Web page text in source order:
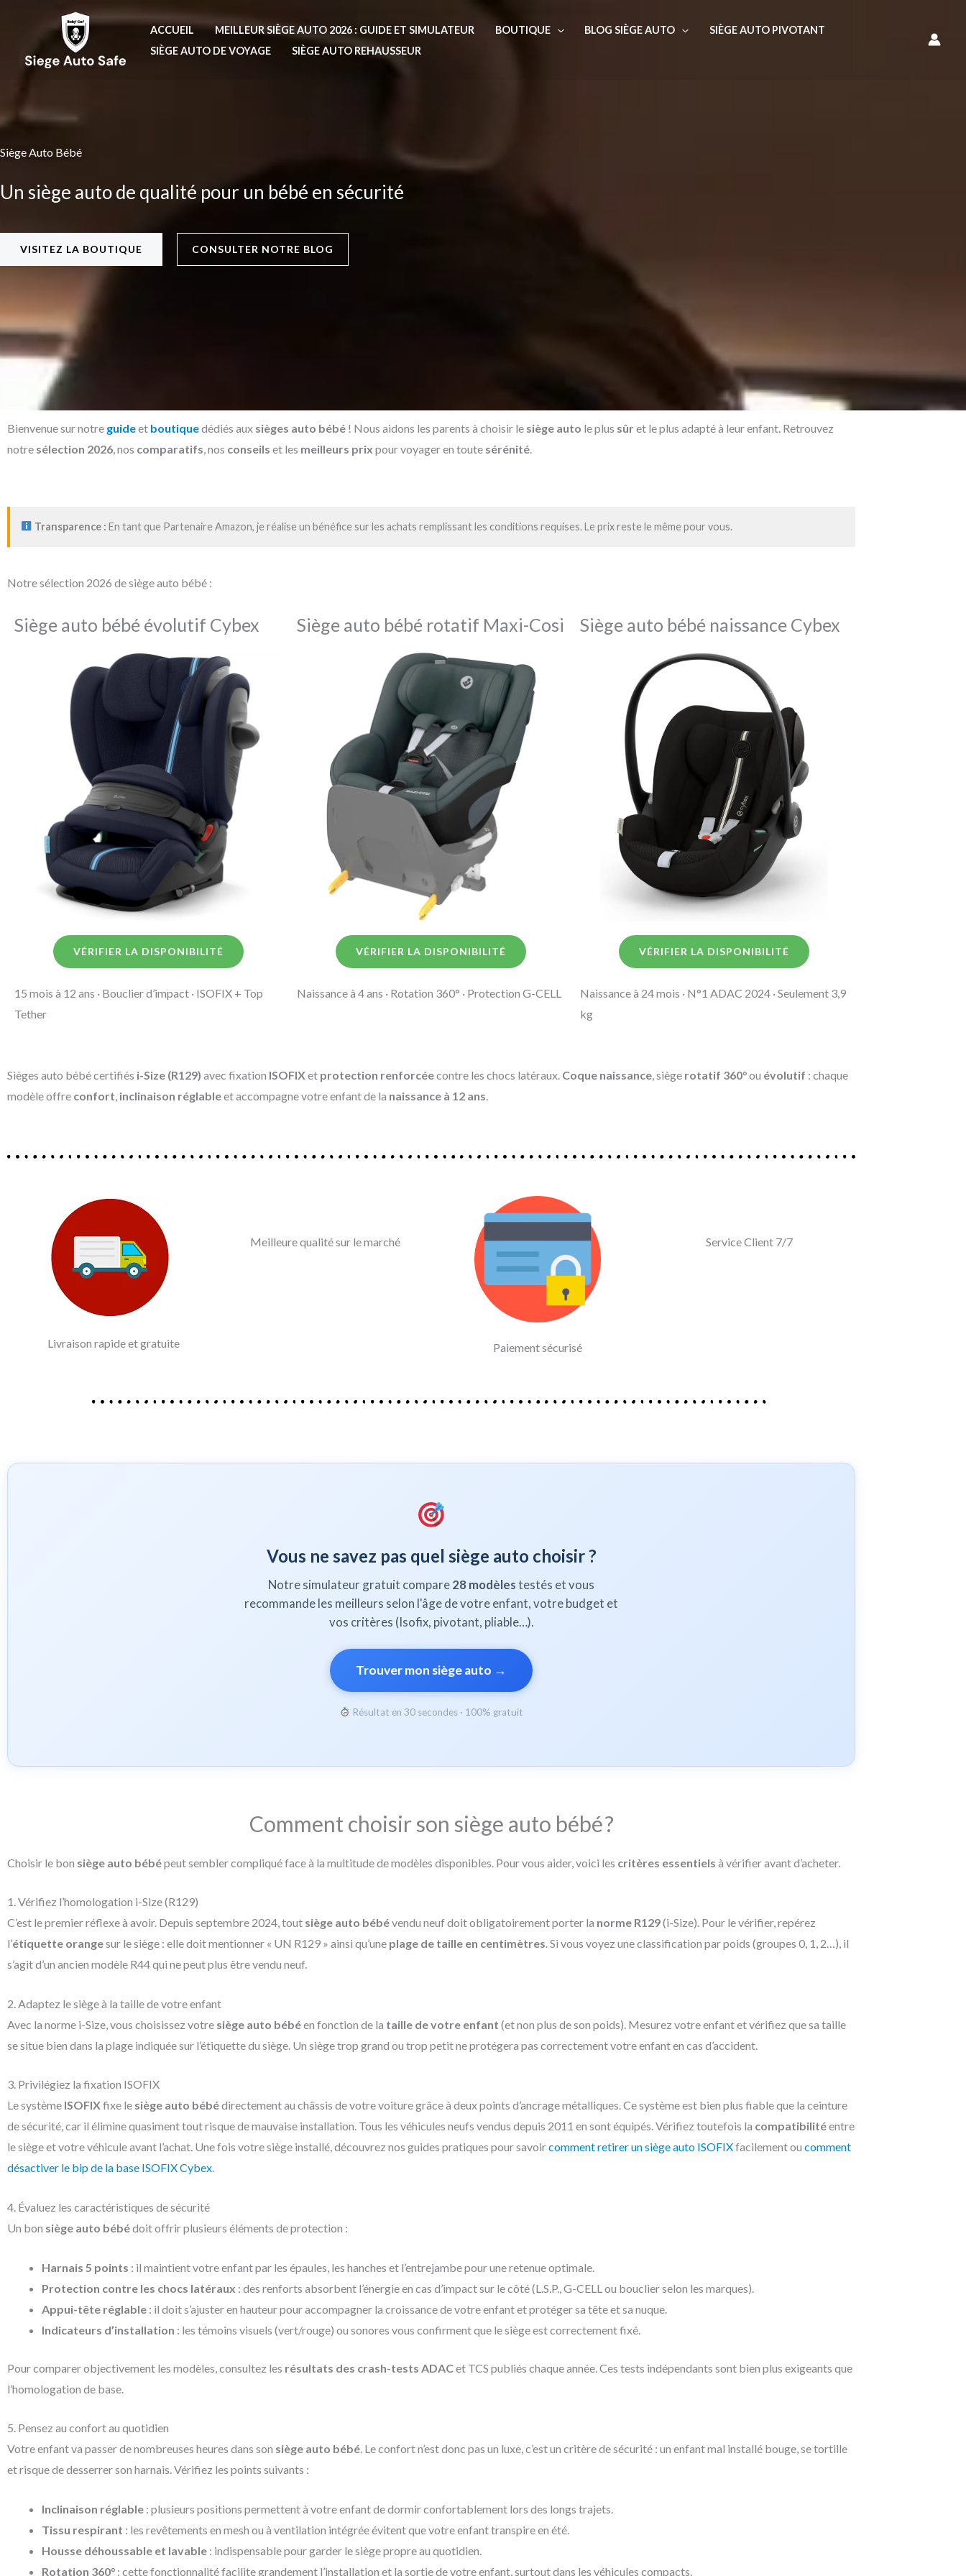
ACCUEIL MEILLEUR SIÈGE AUTO 2026 : GUIDE ET SIMULATEUR BOUTIQUE BLOG SIÈGE AUTO
SIÈGE AUTO PIVOTANT
SIÈGE AUTO DE VOYAGE
SIÈGE AUTO REHAUSSEUR
Siège Auto Bébé
Un siège auto de qualité pour un bébé en sécurité
VISITEZ LA BOUTIQUE CONSULTER NOTRE BLOG
Bienvenue sur notre guideet boutiquedédiés aux sièges auto bébé ! Nous aidons les parents à choisir le siège auto le plus sûr et le plus adapté à leur enfant. Retrouvez
notre sélection 2026, nos comparatifs, nos conseils et les meilleurs prix pour voyager en toute sérénité.
Transparence : En tant que Partenaire Amazon, je réalise un bénéfice sur les achats remplissant les conditions requises. Le prix reste le même pour vous.
Notre sélection 2026 de siège auto bébé :
Siège auto bébé évolutif Cybex
VÉRIFIER LA DISPONIBILITÉ
15 mois à 12 ans · Bouclier d’impact · ISOFIX + Top
Tether
Siège auto bébé rotatif Maxi-Cosi​
VÉRIFIER LA DISPONIBILITÉ
Naissance à 4 ans · Rotation 360° · Protection G-CELL
Siège auto bébé naissance Cybex
VÉRIFIER LA DISPONIBILITÉ
Naissance à 24 mois · N°1 ADAC 2024 · Seulement 3,9
kg
Sièges auto bébé certifiés i-Size (R129) avec fixation ISOFIXet protection renforcéecontre les chocs latéraux. Coque naissance , siège rotatif 360°ou évolutif : chaque
modèle offre confort inclinaison réglableet accompagne votre enfant de la naissance à 12 ans
Livraison rapide et gratuite
Meilleure qualité sur le marché
Paiement sécurisé
Service Client 7/7
Vous ne savez pas quel siège auto choisir ?
Notre simulateur gratuit compare28 modèlestestés et vous
recommande les meilleurs selon l'âge de votre enfant, votre budget et
vos critères (Isofix, pivotant, pliable…).
Trouver mon siège auto →
Résultat en 30 secondes · 100% gratuit
Comment choisir son siège auto bébé ?
Choisir le bon siège auto bébépeut sembler compliqué face à la multitude de modèles disponibles. Pour vous aider, voici les critères essentiels à vérifier avant d’acheter.
1. Vérifiez l’homologation i-Size (R129)
C’est le premier réflexe à avoir. Depuis septembre 2024, tout siège auto bébévendu neuf doit obligatoirement porter la norme R129(i-Size). Pour le vérifier, repérez
l’étiquette orangesur le siège : elle doit mentionner « UN R129 » ainsi qu’une plage de taille en centimètres. Si vous voyez une classification par poids (groupes 0, 1, 2…), il
s’agit d’un ancien modèle R44 qui ne peut plus être vendu neuf.
2. Adaptez le siège à la taille de votre enfant
Avec la norme i-Size, vous choisissez votre siège auto bébéen fonction de la taille de votre enfant (et non plus de son poids). Mesurez votre enfant et vérifiez que sa taille
se situe bien dans la plage indiquée sur l’étiquette du siège. Un siège trop grand ou trop petit ne protégera pas correctement votre enfant en cas d’accident.
3. Privilégiez la fixation ISOFIX
Le système ISOFIXfixe le siège auto bébédirectement au châssis de votre voiture grâce à deux points d’ancrage métalliques. Ce système est bien plus fiable que la ceinture
de sécurité, car il élimine quasiment tout risque de mauvaise installation. Tous les véhicules neufs vendus depuis 2011 en sont équipés. Vérifiez toutefois la compatibilitéentre
le siège et votre véhicule avant l’achat. Une fois votre siège installé, découvrez nos guides pratiques pour savoircomment retirer un siège auto ISOFIXfacilement ou comment
désactiver le bip de la base ISOFIX Cybex.
4. Évaluez les caractéristiques de sécurité
Un bon siège auto bébédoit offrir plusieurs éléments de protection :
Harnais 5 points : il maintient votre enfant par les épaules, les hanches et l’entrejambe pour une retenue optimale.
Protection contre les chocs latéraux : des renforts absorbent l’énergie en cas d’impact sur le côté (L.S.P., G-CELL ou bouclier selon les marques).
Appui-tête réglable : il doit s’ajuster en hauteur pour accompagner la croissance de votre enfant et protéger sa tête et sa nuque.
Indicateurs d’installation : les témoins visuels (vert/rouge) ou sonores vous confirment que le siège est correctement fixé.
Pour comparer objectivement les modèles, consultez les résultats des crash-tests ADACet TCS publiés chaque année. Ces tests indépendants sont bien plus exigeants que
l’homologation de base.
5. Pensez au confort au quotidien
Votre enfant va passer de nombreuses heures dans son siège auto bébé. Le confort n’est donc pas un luxe, c’est un critère de sécurité : un enfant mal installé bouge, se tortille
et risque de desserrer son harnais. Vérifiez les points suivants :
Inclinaison réglable : plusieurs positions permettent à votre enfant de dormir confortablement lors des longs trajets.
Tissu respirant : les revêtements en mesh ou à ventilation intégrée évitent que votre enfant transpire en été.
Housse déhoussable et lavable : indispensable pour garder le siège propre au quotidien.
Rotation 360° : cette fonctionnalité facilite grandement l’installation et la sortie de votre enfant, surtout dans les véhicules compacts.